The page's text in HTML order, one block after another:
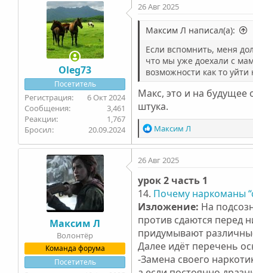
Oleg73
Посетитель
6 Окт 2024
3,461
1,767
Бросил
20.09.2024
26 Авг 2025
Максим Л написал(а):
Если вспомнить, меня
что мы уже доехали с
возможности как то
Макс, это и на
штука.
Р
е
а
к
и
и
:
Максим Л
Максим Л
Волонтёр
Команда форума
Посетитель
26 Авг 2025
урок 2 часть 1
14. Почему наркоманы
Изложение: На
против сдаются перед
придумывают
Далее идёт перечень
-Замена своего